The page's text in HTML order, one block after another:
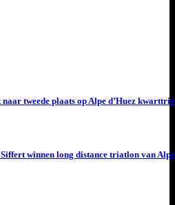
tweede plaats op Alpe d’Huez
winnen long distance triatlon van Alpe